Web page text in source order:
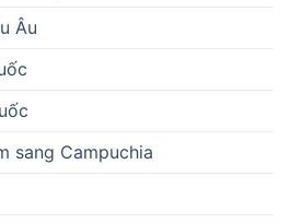
Âu
sang Campuchia